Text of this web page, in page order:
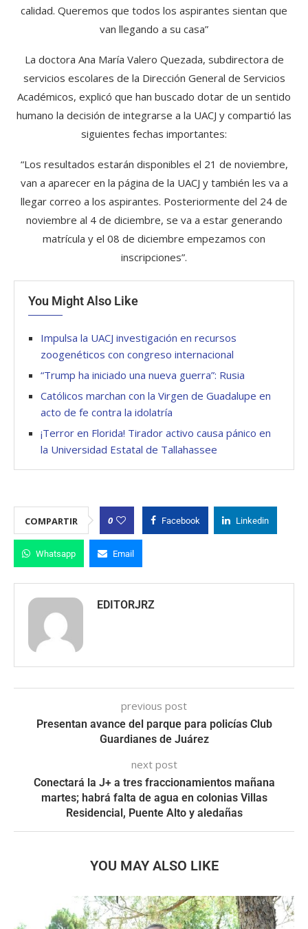
calidad. Queremos que todos los aspirantes sientan que
van llegando a su casa”
La doctora Ana María Valero Quezada, subdirectora de
servicios escolares de la Dirección General de Servicios
Académicos, explicó que han buscado dotar de un sentido
humano la decisión de integrarse a la UACJ y compartió las
siguientes fechas importantes:
“Los resultados estarán disponibles el 21 de noviembre,
van a aparecer en la página de la UACJ y también les va a
llegar correo a los aspirantes. Posteriormente del 24 de
noviembre al 4 de diciembre, se va a estar generando
matrícula y el 08 de diciembre empezamos con
inscripciones”.
You Might Also Like
Impulsa la UACJ investigación en recursos
zoogenéticos con congreso internacional
“Trump ha iniciado una nueva guerra”: Rusia
Católicos marchan con la Virgen de Guadalupe en
acto de fe contra la idolatría
¡Terror en Florida! Tirador activo causa pánico en
la Universidad Estatal de Tallahassee
COMPARTIR 0 Facebook Linkedin
Whatsapp Email
EDITORJRZ
previous post
Presentan avance del parque para policías Club
Guardianes de Juárez
next post
Conectará la J+ a tres fraccionamientos mañana
martes; habrá falta de agua en colonias Villas
Residencial, Puente Alto y aledañas
YOU MAY ALSO LIKE